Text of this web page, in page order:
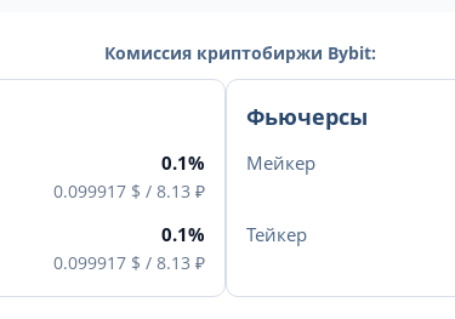
Комиссия криптобиржи Bybit:
0.1%
0.099917 $ / 8.13 ₽
0.1%
0.099917 $ / 8.13 ₽
Фьючерсы
Мейкер
Тейкер